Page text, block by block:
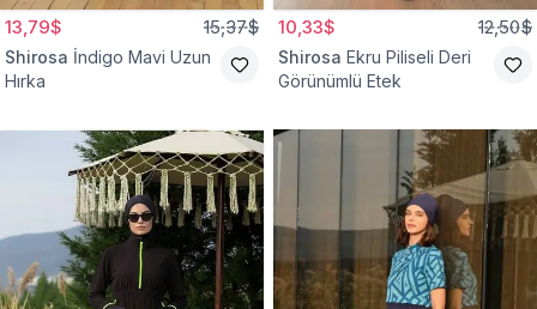
13,79$ 15,37$
Shirosa İndigo Mavi Uzun
Hırka
10,33$ 12,50$
Shirosa Ekru Piliseli Deri
Görünümlü Etek